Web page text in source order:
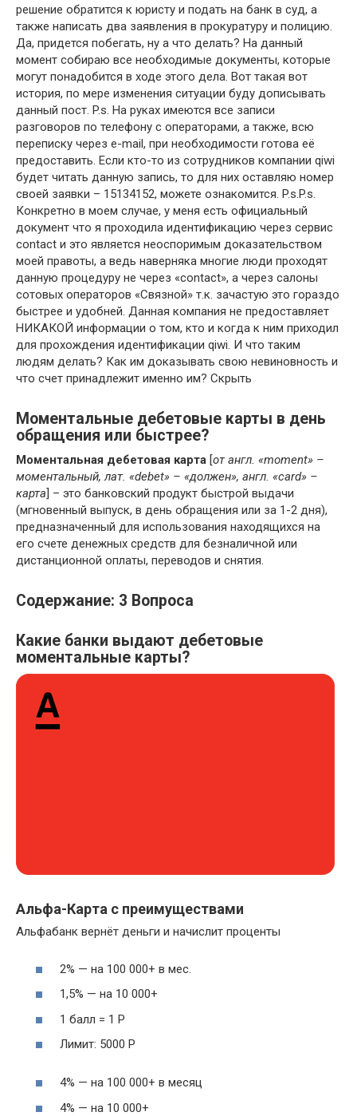
решение обратится к юристу и подать на банк в суд, а
также написать два заявления в прокуратуру и полицию.
Да, придется побегать, ну а что делать? На данный
момент собираю все необходимые документы, которые
могут понадобится в ходе этого дела. Вот такая вот
история, по мере изменения ситуации буду дописывать
данный пост. P.s. На руках имеются все записи
разговоров по телефону с операторами, а также, всю
переписку через e-mail, при необходимости готова её
предоставить. Если кто-то из сотрудников компании qiwi
будет читать данную запись, то для них оставляю номер
своей заявки – 15134152, можете ознакомится. P.s.P.s.
Конкретно в моем случае, у меня есть официальный
документ что я проходила идентификацию через сервис
contact и это является неоспоримым доказательством
моей правоты, а ведь наверняка многие люди проходят
данную процедуру не через «contact», а через салоны
сотовых операторов «Связной» т.к. зачастую это гораздо
быстрее и удобней. Данная компания не предоставляет
НИКАКОЙ информации о том, кто и когда к ним приходил
для прохождения идентификации qiwi. И что таким
людям делать? Как им доказывать свою невиновность и
что счет принадлежит именно им? Скрыть
Моментальные дебетовые карты в день
обращения или быстрее?
Моментальная дебетовая карта [от англ. «moment» –
моментальный, лат. «debet» – «должен», англ. «card» –
карта] – это банковский продукт быстрой выдачи
(мгновенный выпуск, в день обращения или за 1-2 дня),
предназначенный для использования находящихся на
его счете денежных средств для безналичной или
дистанционной оплаты, переводов и снятия.
Содержание: 3 Вопроса
Какие банки выдают дебетовые
моментальные карты?
Альфа-Карта с преимуществами
Альфабанк вернёт деньги и начислит проценты
2% — на 100 000+ в мес.
1,5% — на 10 000+
1 балл = 1 Р
Лимит: 5000 Р
4% — на 100 000+ в месяц
4% — на 10 000+